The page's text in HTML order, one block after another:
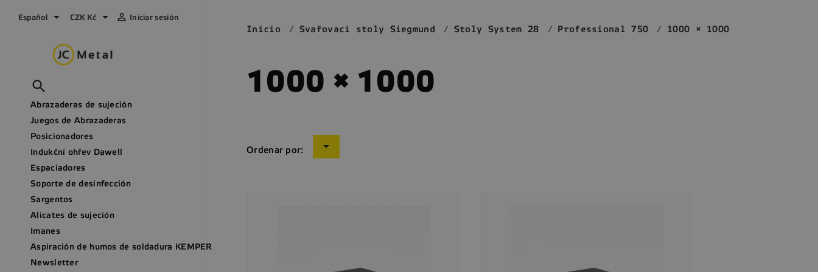
Español  CZK Kč   Iniciar sesión

Abrazaderas de sujeción
Juegos de Abrazaderas
Posicionadores
Indukční ohřev Dawell
Espaciadores
Soporte de desinfección
Sargentos
Alicates de sujeción
Imanes
Aspiración de humos de soldadura KEMPER
Newsletter
Inicio Svařovací stoly Siegmund Stoly System 28 Professional 750 1000 × 1000
1000 × 1000
Ordenar por: 